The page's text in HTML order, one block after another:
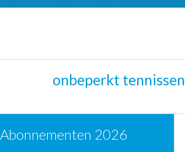
onbeperkt tennissen
Abonnementen 2026